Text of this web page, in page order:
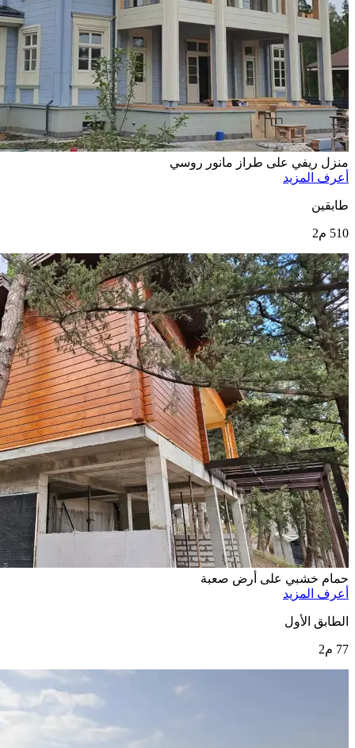
منزل ريفي على طراز مانور روسي
أعرف المزيد
طابقين
510 م2
حمام خشبي على أرض صعبة
أعرف المزيد
الطابق الأول
77 م2